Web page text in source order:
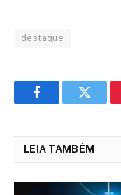
destaque
FacebookTwitter
LEIA TAMBÉM